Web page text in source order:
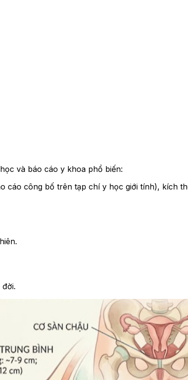
và báo cáo y khoa phổ biến:
cáo công bố trên tạp chí y học giới tính), kích